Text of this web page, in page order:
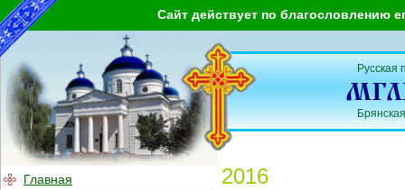
Сайт действует по благословлению
Главная
Русская
2016